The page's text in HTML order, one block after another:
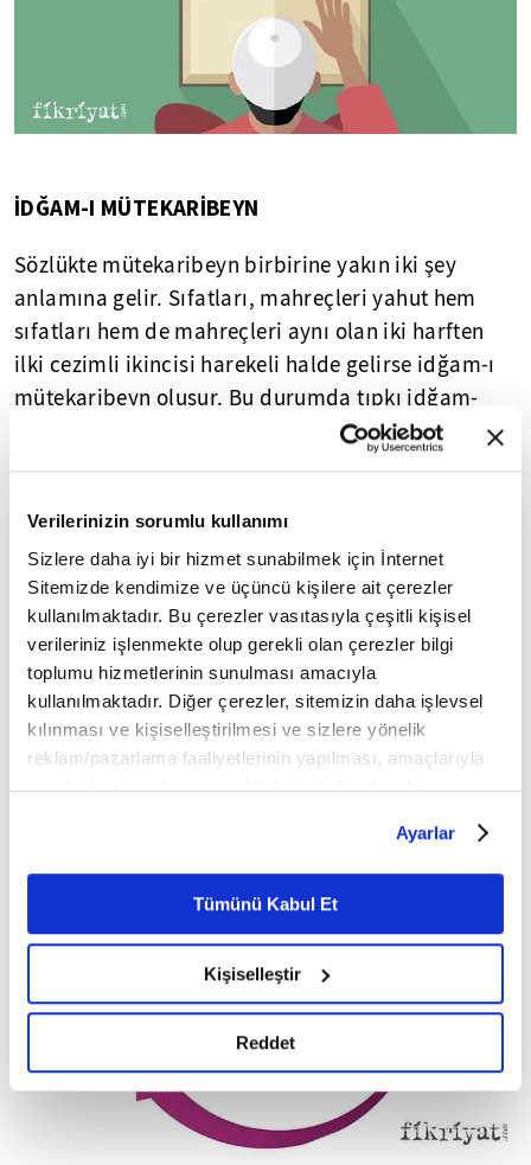
Verilerinizin sorumlu kullanımı
Sizlere daha iyi bir hizmet sunabilmek için İnternet
Sitemizde kendimize ve üçüncü kişilere ait çerezler
kullanılmaktadır. Bu çerezler vasıtasıyla çeşitli kişisel
verileriniz işlenmekte olup gerekli olan çerezler bilgi
toplumu hizmetlerinin sunulması amacıyla
kullanılmaktadır. Diğer çerezler, sitemizin daha işlevsel
kılınması ve kişiselleştirilmesi ve sizlere yönelik
reklam/pazarlama faaliyetlerinin yapılması, amaçlarıyla
sınırlı olarak açık rızanız dahilinde kullanılacaktır.
belirleyebilirsiniz. Çerezlere ilişkin detaylı bilgi için
Ayarlar butonuna tıklayabilir,Çerez Bilgilendirme
Metnimizi ziyaret edebilirsiniz.
6698 sayılı Kişisel Verilerin Korunması Kanunu uyarınca
okumak ve sitemizi ziyaretiniz kapsamında
gerçekleştirilen veri işleme faaliyetleri ile ilgili daha
detaylı bilgi almak için lütfentıklayınız.
Ayarlar
Tümünü Kabul Et
Kişiselleştir
Reddet
İDĞAM-I MÜTEKARİBEYN
Sözlükte mütekaribeyn birbirine yakın iki şey
anlamına gelir. Sıfatları, mahreçleri yahut hem
sıfatları hem de mahreçleri aynı olan iki harften
ilki cezimli ikincisi harekeli halde gelirse idğam-ı
mütekaribeyn oluşur. Bu durumda tıpkı idğam-
ımütecaniseyn kuralında olduğu gibi ilk harf ikinci
harfe eklenerek şeddeli bir şekilde okunur.
Fikriyat TV'deki videolar ile Kur'an öğrenmek
için tıklayın
İdğam-ı mütekaribeyn harfleri şu şekildedir:
ل، ر
بَلْ رَفَعَهُ بَرَّفَعَهُ